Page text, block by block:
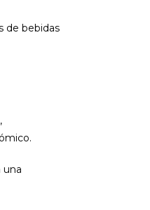
de bebidas
una